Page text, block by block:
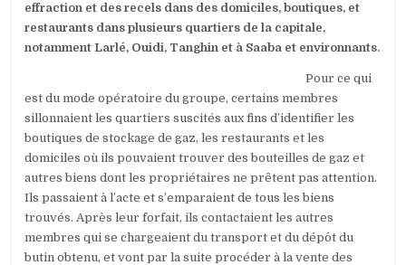
effraction et des recels dans des domiciles, boutiques, et
restaurants dans plusieurs quartiers de la capitale,
notamment Larlé, Ouidi, Tanghin et à Saaba et environnants.
Pour ce qui
est du mode opératoire du groupe, certains membres
sillonnaient les quartiers suscités aux fins d’identifier les
boutiques de stockage de gaz, les restaurants et les
domiciles où ils pouvaient trouver des bouteilles de gaz et
autres biens dont les propriétaires ne prêtent pas attention.
Ils passaient à l’acte et s’emparaient de tous les biens
trouvés. Après leur forfait, ils contactaient les autres
membres qui se chargeaient du transport et du dépôt du
butin obtenu, et vont par la suite procéder à la vente des